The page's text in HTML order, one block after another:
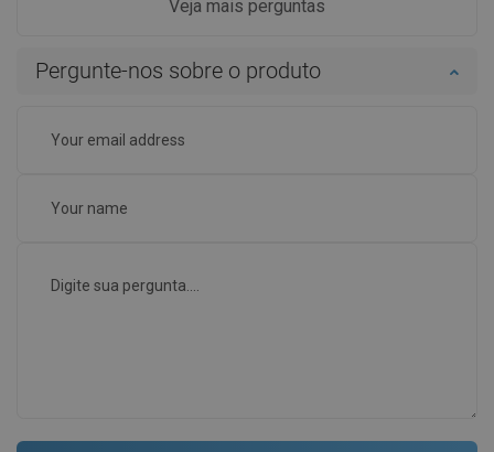
Veja mais perguntas
Pergunte-nos sobre o produto